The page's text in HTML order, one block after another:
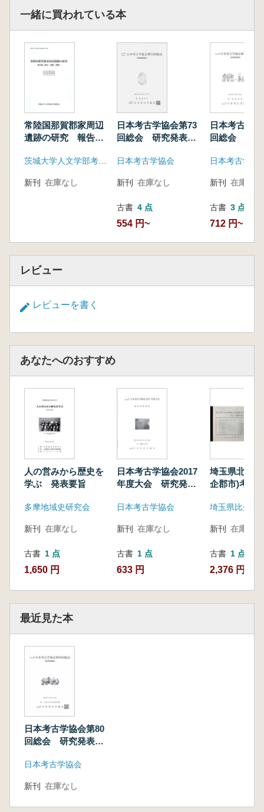
小林広和 「蛇の脱皮が描写される顔面突起と
土偶頭部-山梨県一の沢遺跡出土遺物の再検
植田 真・高井健吾・水野慎士・高木隆司 「CG
による縄文原体の復元と回転施文のシミュレー
斎野裕彦・鈴木 隆・小泉博明・黒田智章・庄
子裕美・松本秀明 「仙台平野中部における弥
生時代の地震・津波痕跡調査とその方法-考古
学と地形学の連携による沓形遺跡・荒井広瀬遺
川又隆央・白鳥良一・松本秀明・千葉宗久・太
田昭夫・斎野裕彦・熊谷 篤・太田良一・板橋
津波痕跡の発掘調査-宮城県岩沼市高大瀬遺跡
の調査事例を通して-
岸 洋 「岩手県二戸市中穴牛遺跡における遠賀
川系土器使用の土器棺墓について」
絵・川宿田好見・新屋敷久美子・楊 帆 「土器
方法の開発研究を通じて-」
外山政子・有山径世・洞口正史・渡辺修一・小
此木真理 「土鍋の使用痕跡から見た煮炊き技
術の東西差」
小林正史 「近畿・吉備地方における弥生時代
から古墳時代への炊飯方法の変化」
田村和裕・山崎頼人 「直置きから浮き置きに
伴う炊飯方法の変化-北部九州地方を事例とし
て-」
杉山秀宏・桜岡正信・友廣哲也・徳江秀夫
「金井東裏遺跡(6世紀初頭の火砕流で被災した
ムラ)の調査について」
深澤敦仁・中島直樹 「群馬県玉村町・下郷天
を目指して-」
相」
岡安光彦 「原始和弓の起源とその歴史的意
味」
大西智和・鐘ヶ江賢二・中村直子・竹中正巳
内市手打貝塚の発掘調査-」
小林青樹・石橋 宏・野尻義敬・蔵野泰洋・加
輪絵画」
真野和夫 「三角縁神獣鏡の編年と分類」
水野敏典・奥山誠義・古谷 毅・徳田誠志 「三
角縁神獣鏡『同笵鏡』にみる同型技法の使用痕
跡の研究」
川添和暁 「知多式製塩土器について」
塚本敏夫 「古代・中世における武具埋納祭祀
一緒に買われている本
常陸国那賀郡家周辺
遺跡の研究 報告編
茨城大学人文学部考古学研究室
新刊 在庫なし
日本考古学協会第73
回総会 研究発表要
日本考古学協会
新刊 在庫なし
古書 4 点
554 円~
日本考古学
回総会 研究
日本考古学協
新刊 在庫なし
古書 3 点
712 円~
レビュー
レビューを書く
あなたへのおすすめ
人の営みから歴史を
学ぶ 発表要旨
多摩地域史研究会
新刊 在庫なし
古書 1 点
1,650 円
日本考古学協会2017
年度大会 研究発表
日本考古学協会
新刊 在庫なし
古書 1 点
633 円
埼玉県北西
企郡市)考古
新刊 在庫なし
古書 1 点
2,376 円
最近見た本
日本考古学協会第80
回総会 研究発表要
日本考古学協会
新刊 在庫なし